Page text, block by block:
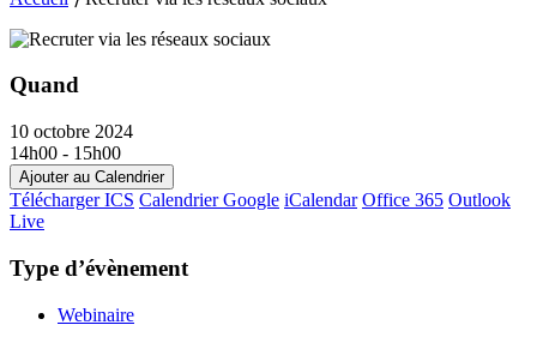
Quand
10 octobre 2024
14h00 - 15h00
Ajouter au Calendrier
Télécharger ICS Calendrier Google iCalendar Office 365 Outlook
Live
Type d’évènement
Webinaire